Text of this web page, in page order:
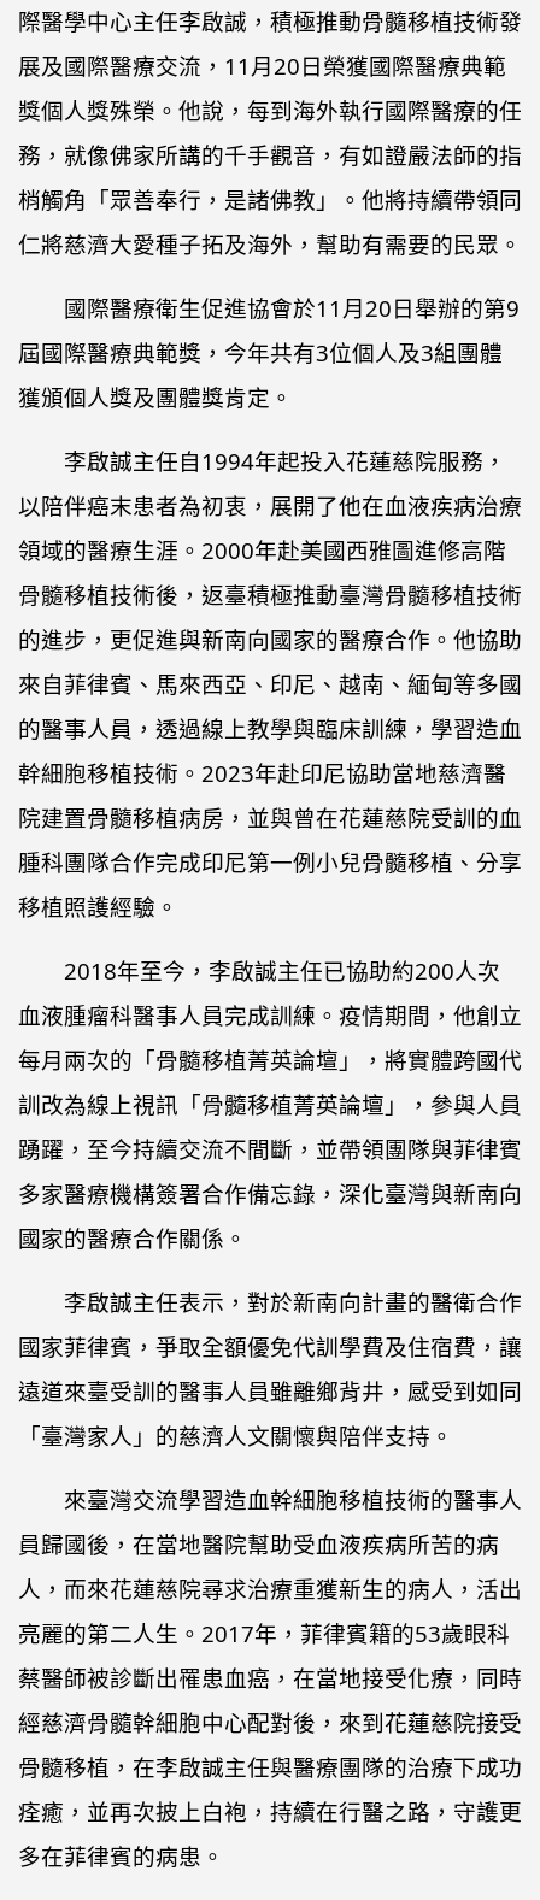
際醫學中心主任李啟誠，積極推動骨髓移植技術發
展及國際醫療交流，11月20日榮獲國際醫療典範
獎個人獎殊榮。他說，每到海外執行國際醫療的任
務，就像佛家所講的千手觀音，有如證嚴法師的指
梢觸角「眾善奉行，是諸佛教」。他將持續帶領同
仁將慈濟大愛種子拓及海外，幫助有需要的民眾。
國際醫療衛生促進協會於11月20日舉辦的第9
屆國際醫療典範獎，今年共有3位個人及3組團體
獲頒個人獎及團體獎肯定。
李啟誠主任自1994年起投入花蓮慈院服務，
以陪伴癌末患者為初衷，展開了他在血液疾病治療
領域的醫療生涯。2000年赴美國西雅圖進修高階
骨髓移植技術後，返臺積極推動臺灣骨髓移植技術
的進步，更促進與新南向國家的醫療合作。他協助
來自菲律賓、馬來西亞、印尼、越南、緬甸等多國
的醫事人員，透過線上教學與臨床訓練，學習造血
幹細胞移植技術。2023年赴印尼協助當地慈濟醫
院建置骨髓移植病房，並與曾在花蓮慈院受訓的血
腫科團隊合作完成印尼第一例小兒骨髓移植、分享
移植照護經驗。
2018年至今，李啟誠主任已協助約200人次
血液腫瘤科醫事人員完成訓練。疫情期間，他創立
每月兩次的「骨髓移植菁英論壇」，將實體跨國代
訓改為線上視訊「骨髓移植菁英論壇」，參與人員
踴躍，至今持續交流不間斷，並帶領團隊與菲律賓
多家醫療機構簽署合作備忘錄，深化臺灣與新南向
國家的醫療合作關係。
李啟誠主任表示，對於新南向計畫的醫衛合作
國家菲律賓，爭取全額優免代訓學費及住宿費，讓
遠道來臺受訓的醫事人員雖離鄉背井，感受到如同
「臺灣家人」的慈濟人文關懷與陪伴支持。
來臺灣交流學習造血幹細胞移植技術的醫事人
員歸國後，在當地醫院幫助受血液疾病所苦的病
人，而來花蓮慈院尋求治療重獲新生的病人，活出
亮麗的第二人生。2017年，菲律賓籍的53歲眼科
蔡醫師被診斷出罹患血癌，在當地接受化療，同時
經慈濟骨髓幹細胞中心配對後，來到花蓮慈院接受
骨髓移植，在李啟誠主任與醫療團隊的治療下成功
痊癒，並再次披上白袍，持續在行醫之路，守護更
多在菲律賓的病患。